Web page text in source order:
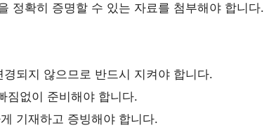
정확히 증명할 수 있는 자료를 첨부해야 합니다.
되지 않으므로 반드시 지켜야 합니다.
짐없이 준비해야 합니다.
기재하고 증빙해야 합니다.